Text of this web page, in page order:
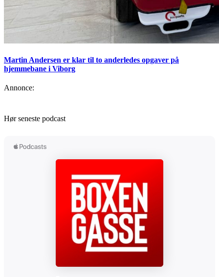
Martin Andersen er klar til to anderledes opgaver på
hjemmebane i Viborg
Annonce:
Hør seneste podcast